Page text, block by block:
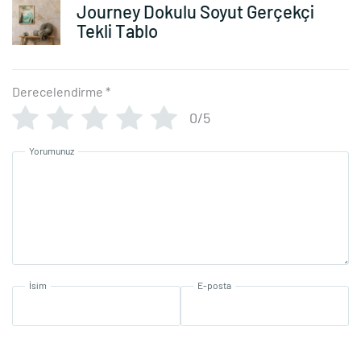
Journey Dokulu Soyut Gerçekçi
Tekli Tablo
Derecelendirme *
0/5
Yorumunuz
İsim E-posta